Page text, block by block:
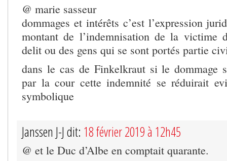
@ marie sasseur
dommages et intérêts c’est l’expression
montant de l’indemnisation de la victime
delit ou des gens qui se sont portés partie
dans le cas de Finkelkraut si le dommage
par la cour cette indemnité se réduirait
symbolique
Janssen J-J dit: 18 février 2019 à 12h45
@ et le Duc d’Albe en comptait quarante.